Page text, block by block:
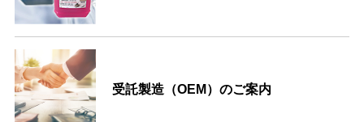
受託製造（OEM）のご案内